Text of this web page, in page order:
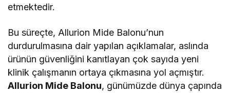
etmektedir.
Bu süreçte, Allurion Mide Balonu’nun
durdurulmasına dair yapılan açıklamalar, aslında
ürünün güvenliğini kanıtlayan çok sayıda yeni
klinik çalışmanın ortaya çıkmasına yol açmıştır.
Allurion Mide Balonu, günümüzde dünya çapında